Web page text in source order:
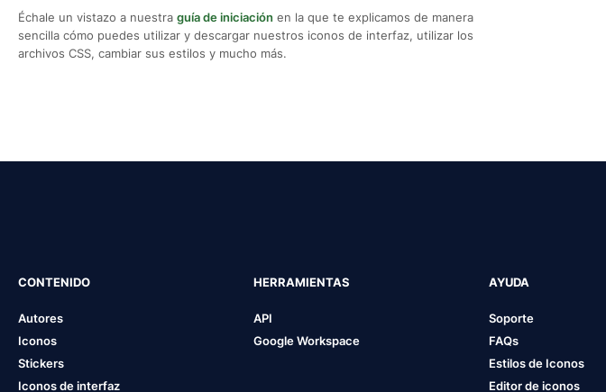
Échale un vistazo a nuestra guía de iniciación en la que te explicamos de manera
sencilla cómo puedes utilizar y descargar nuestros iconos de interfaz, utilizar los
archivos CSS, cambiar sus estilos y mucho más.
CONTENIDO
Autores
Iconos
Stickers
Iconos de interfaz
HERRAMIENTAS
API
Google Workspace
AYUDA
Soporte
FAQs
Estilos de Iconos
Editor de iconos